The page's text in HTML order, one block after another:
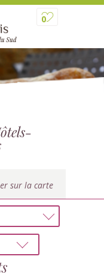
0
sur la carte